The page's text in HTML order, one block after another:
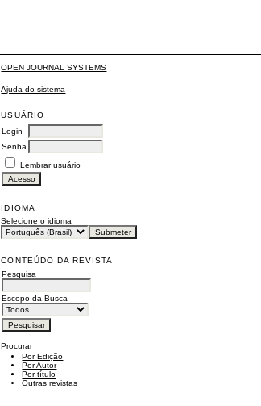
OPEN JOURNAL SYSTEMS
Ajuda do sistema
USUÁRIO
Login
Senha
Lembrar usuário
IDIOMA
Selecione o idioma
CONTEÚDO DA REVISTA
Pesquisa
Escopo da Busca
Procurar
Por Edição
Por Autor
Por título
Outras revistas